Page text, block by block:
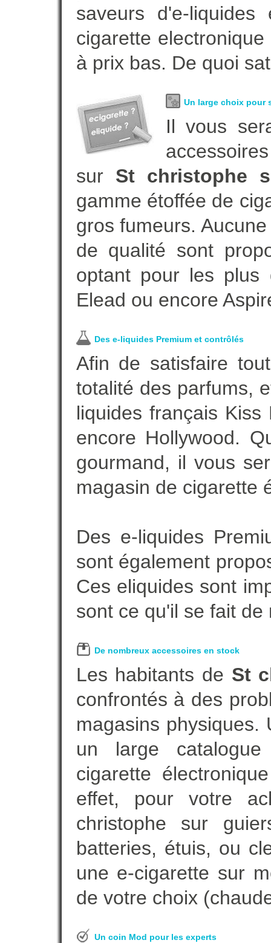
saveurs d'e-
cigarette
à prix bas. De quoi
Un large choix pour
Il vous
sur St christophe
gamme étoffée de
gros fumeurs.
de qualité sont
optant pour les plus
Elead ou encore
Des e-liquides Premium et contrôlés
Afin de satisfaire
totalité des parfums,
liquides français
encore Hollywood.
gourmand, il vous
magasin de cigarette
Des e-liquides
sont également
Ces eliquides sont
sont ce qu'il se fait
De nombreux accessoires en stock
Les habitants de St
confrontés à des
magasins
un large catalogue
cigarette
effet, pour votre
christophe sur
batteries, étuis, ou
une e-cigarette sur
de votre choix
Un coin Mod pour les experts